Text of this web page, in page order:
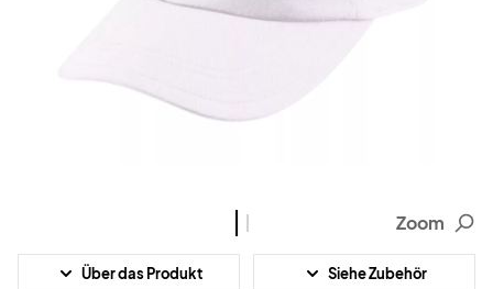
Zoom
Über das Produkt Siehe Zubehör